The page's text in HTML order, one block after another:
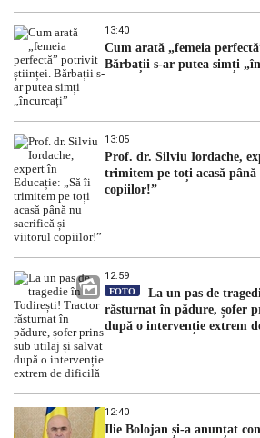
13:40
Cum arată „femeia
Bărbații s-ar putea simți
13:05
Prof. dr. Silviu Iordache,
trimitem pe toți acasă
copiilor!”
12:59
FOTO
La un pas de
răsturnat în pădure, șofer
după o intervenție extrem
12:40
Ilie Bolojan și-a anunțat